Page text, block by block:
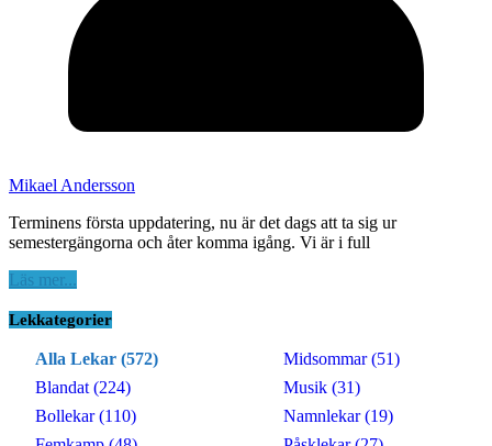
Mikael Andersson
Terminens första uppdatering, nu är det dags att ta sig ur
semestergängorna och åter komma igång. Vi är i full
Läs mer...
Lekkategorier
Alla Lekar (572)
Blandat (224)
Bollekar (110)
Midsommar (51)
Musik (31)
Namnlekar (19)